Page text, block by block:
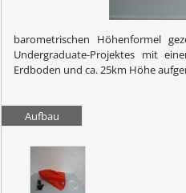
barometrischen Höhenformel
Undergraduate-Projektes mit
Erdboden und ca. 25km Höhe
Aufbau